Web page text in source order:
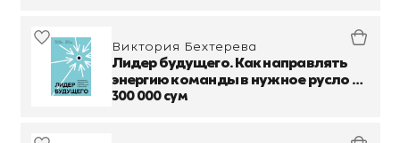
Виктория Бехтерева
Лидер будущего. Как направлять
энергию команды в нужное русло с
помощью драйв-совещаний и
300 000 сум